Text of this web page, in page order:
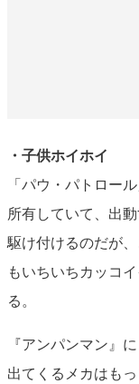
・子供ホイホイ
「パウ・パトロー
所有していて、出
駆け付けるのだが
もいちいちカッコ
る。
『アンパンマン』
出てくるメカはも